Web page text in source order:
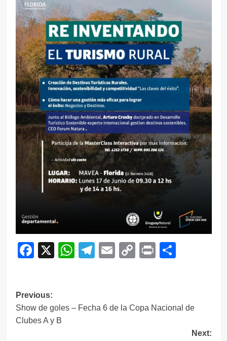
Facebook
X WhatsApp
Telegram
EmailCopy
Print
Navegación
de
entradas
Previous:
Show de goles – Fecha 6 de la Copa Nacional de
Clubes A y B
Next: